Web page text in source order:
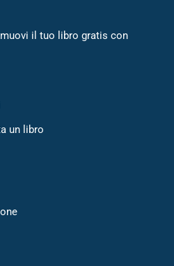
il tuo libro gratis con
un libro